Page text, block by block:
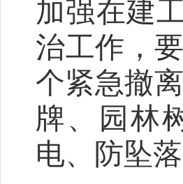
加强在建
治工作，
个紧急撤离
牌、园林
电、防坠